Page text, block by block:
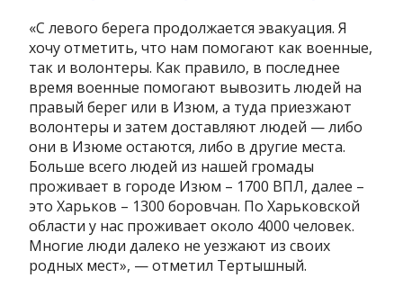
«С левого берега продолжается эвакуация. Я
хочу отметить, что нам помогают как военные,
так и волонтеры. Как правило, в последнее
время военные помогают вывозить людей на
правый берег или в Изюм, а туда приезжают
волонтеры и затем доставляют людей — либо
они в Изюме остаются, либо в другие места.
Больше всего людей из нашей громады
проживает в городе Изюм – 1700 ВПЛ, далее –
это Харьков – 1300 боровчан. По Харьковской
области у нас проживает около 4000 человек.
Многие люди далеко не уезжают из своих
родных мест», — отметил Тертышный.